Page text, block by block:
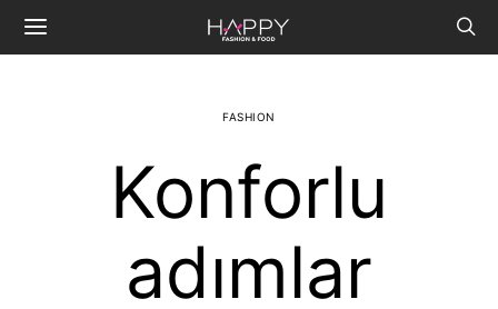
FASHION
Konforlu
adımlar